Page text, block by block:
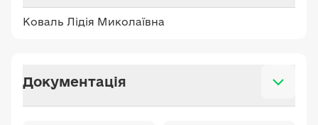
Коваль Лідія Миколаївна
Документація